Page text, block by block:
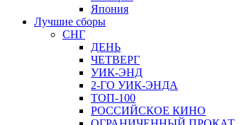
Япония
Лучшие сборы
СНГ
ДЕНЬ
ЧЕТВЕРГ
УИК-ЭНД
2-ГО УИК-ЭНДА
ТОП-100
РОССИЙСКОЕ КИНО